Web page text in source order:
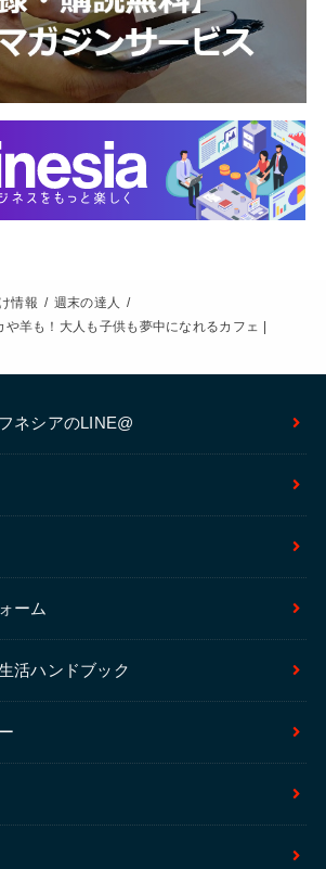
情報
週末の達人
や羊も！大人も子供も夢中になれるカフェ |
ネシアのLINE@
ーム
活ハンドブック